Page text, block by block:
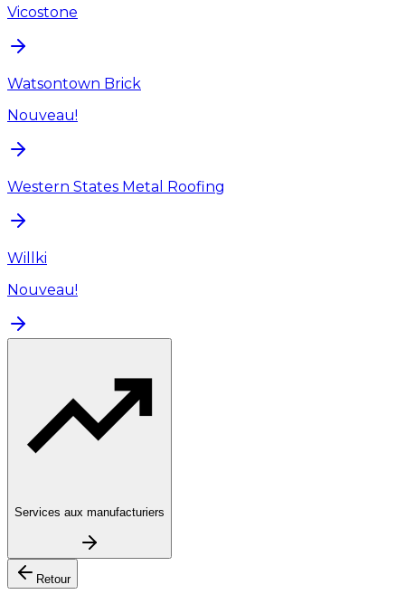
Vicostone
Watsontown Brick
Nouveau!
Western States Metal Roofing
Willki
Nouveau!
Services aux manufacturiers
Retour